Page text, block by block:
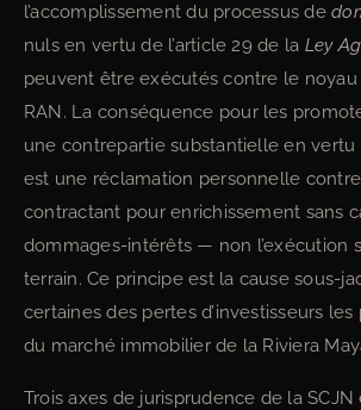
l’accomplissement du processus de
nuls en vertu de l’article 29 de la Ley
peuvent être exécutés contre le
RAN. La conséquence pour les
une contrepartie substantielle en vertu
est une réclamation personnelle contre
contractant pour enrichissement sans
dommages-intérêts — non l’exécution
terrain. Ce principe est la cause sous-
certaines des pertes d’investisseurs
du marché immobilier de la Riviera
Trois axes de jurisprudence de la